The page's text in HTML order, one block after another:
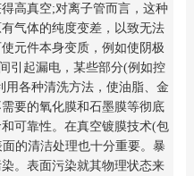
高真空;对离子管而言，这种
气体的纯度变差，以致无法
元件本身变质，例如使阴极
引起漏电，某些部分(例如控
各种清洗方法，使油脂、金
要的氧化膜和石墨膜等彻底
可靠性。在真空镀膜技术(包
的清洁处理也十分重要。暴
。表面污染就其物理状态来